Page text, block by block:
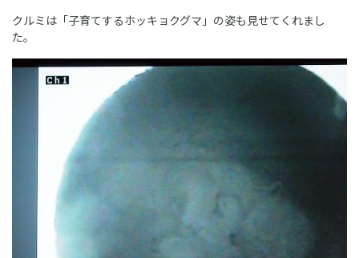
クルミは「子育てするホッキョクグマ」の姿も見せてくれまし
た。